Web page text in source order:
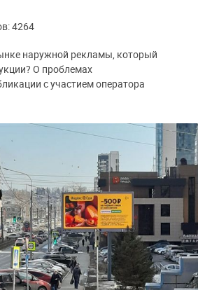
4264
наружной рекламы, который
О проблемах
с участием оператора